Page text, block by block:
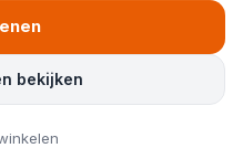
bekijken